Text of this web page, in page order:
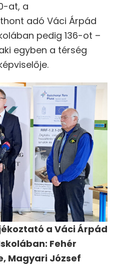
at, a
adó Váci Árpád
pedig 136-ot –
egyben a térség
a Váci Árpád
Fehér
Magyari József